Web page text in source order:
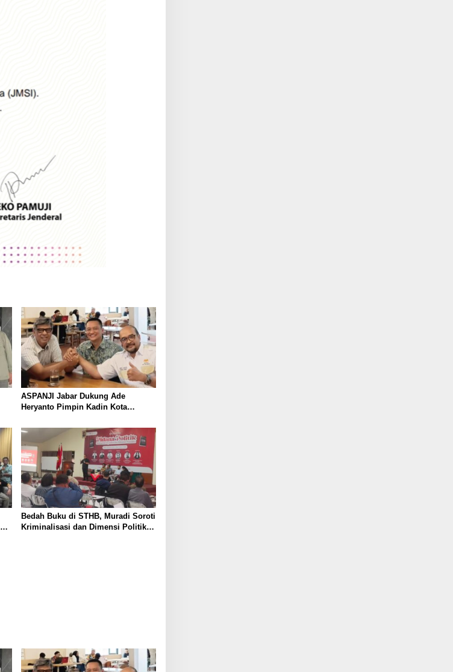
ASPANJI Jabar Dukung Ade
Heryanto Pimpin Kadin Kota
Bedah Buku di STHB, Muradi Soroti
Kriminalisasi dan Dimensi Politik